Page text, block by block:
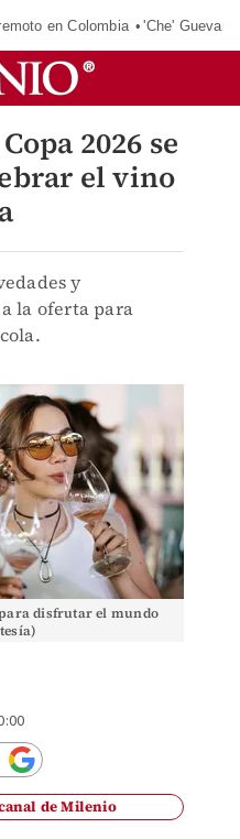
en Colombia 'Che' Guevara
2026 se
el vino
y
la oferta para
disfrutar el mundo
de Milenio